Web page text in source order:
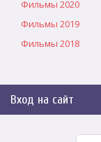
Фильмы 2020
Фильмы 2019
Фильмы 2018
Вход на сайт